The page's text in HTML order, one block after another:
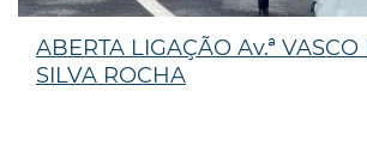
ABERTA LIGAÇÃO Av.ª
SILVA ROCHA